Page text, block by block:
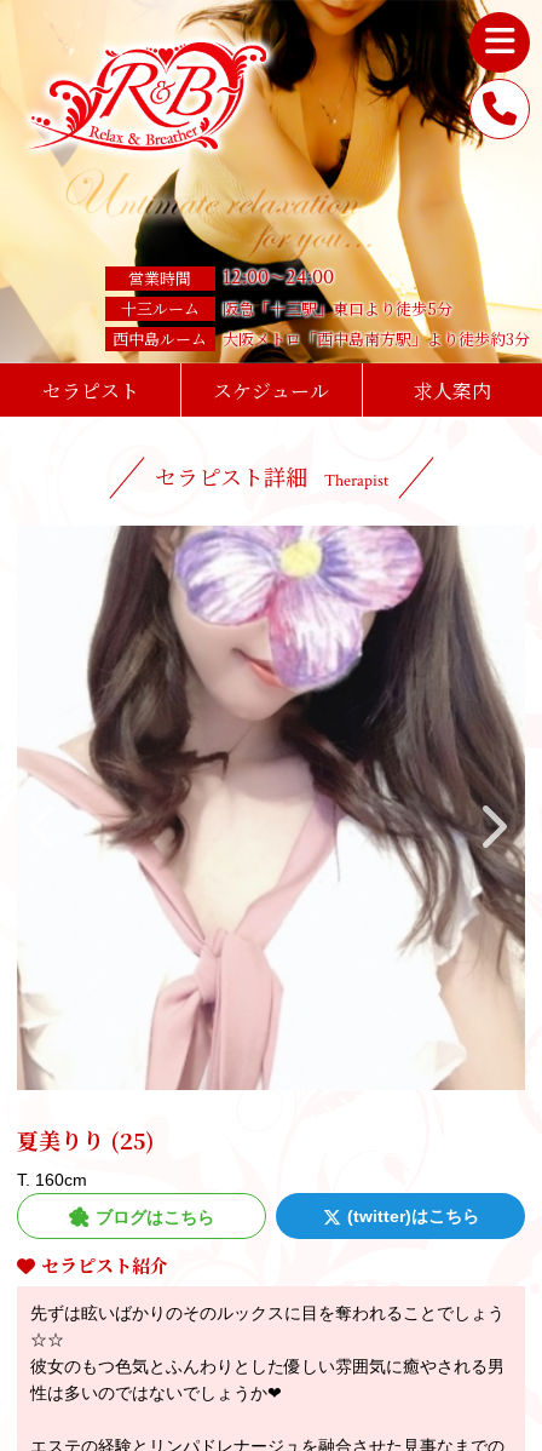
営業時間 12:00～24:00
十三ルーム
阪急「十三駅」東口より徒歩5分
西中島ルーム
大阪メトロ「西中島南方駅」より徒歩約3分
セラピスト スケジュール 求人案内
セラピスト詳細 Therapist
夏美りり (25)
T. 160cm
ブログはこちら
(twitter)はこちら
セラピスト紹介
先ずは眩いばかりのそのルックスに目を奪われることでしょう
☆☆
彼女のもつ色気とふんわりとした優しい雰囲気に癒やされる男
性は多いのではないでしょうか❤
エステの経験とリンパドレナージュを融合させた見事なまでの